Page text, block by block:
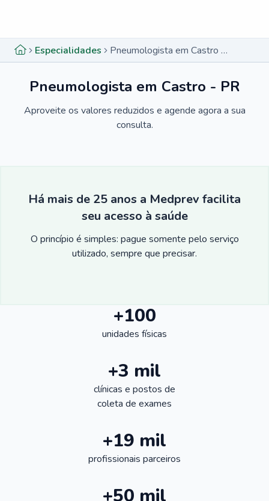
Especialidades Pneumologista em Castro - PR
Pneumologista em Castro - PR
Aproveite os valores reduzidos e agende agora a sua
consulta.
Há mais de 25 anos a Medprev facilita
seu acesso à saúde
O princípio é simples: pague somente pelo serviço
utilizado, sempre que precisar.
+100
unidades físicas
+3 mil
clínicas e postos de
coleta de exames
+19 mil
profissionais parceiros
+50 mil